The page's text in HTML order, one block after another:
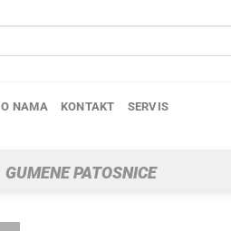
O NAMA KONTAKT SERVIS
GUMENE PATOSNICE